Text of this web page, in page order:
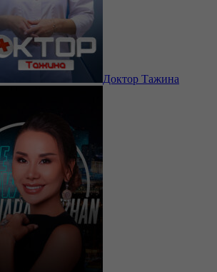
Доктор Тажина